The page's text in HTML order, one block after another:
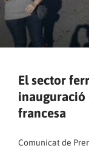
El sector
inauguració
francesa
Comunicat de